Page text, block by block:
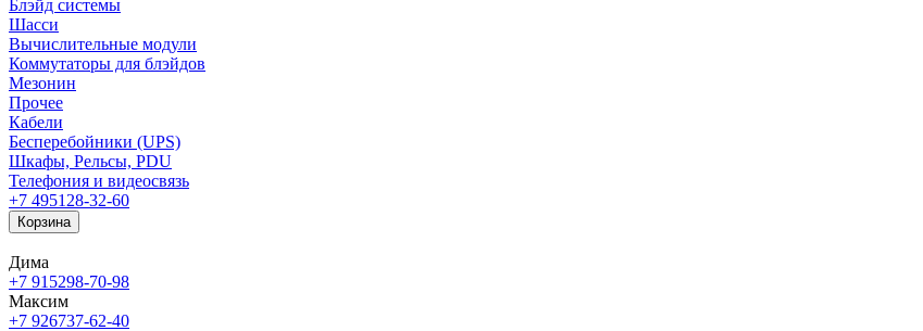
Блэйд системы
Шасси
Вычислительные модули
Коммутаторы для блэйдов
Мезонин
Прочее
Кабели
Бесперебойники (UPS)
Шкафы, Рельсы, PDU
Телефония и видеосвязь
+7 495128-32-60
Корзина
Дима
+7 915298-70-98
Максим
+7 926737-62-40